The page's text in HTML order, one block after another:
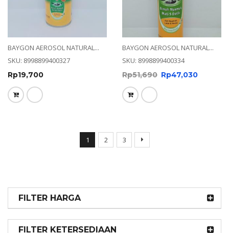
FILTER HARGA
FILTER KETERSEDIAAN
BAYGON AEROSOL NATURAL...
SKU: 8998899400327
Rp19,700
BAYGON AEROSOL NATURAL...
SKU: 8998899400334
Rp51,690 Rp47,030
1 2 3